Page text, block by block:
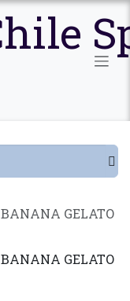
BANANA GELATO